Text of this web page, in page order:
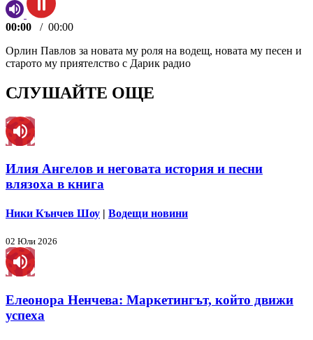
00:00 / 00:00
Орлин Павлов за новата му роля на водещ, новата му песен и
старото му приятелство с Дарик радио
СЛУШАЙТЕ ОЩЕ
Илия Ангелов и неговата история и песни
влязоха в книга
Ники Кънчев Шоу | Водещи новини
02 Юли 2026
Елеонора Ненчева: Маркетингът, който движи
успеха